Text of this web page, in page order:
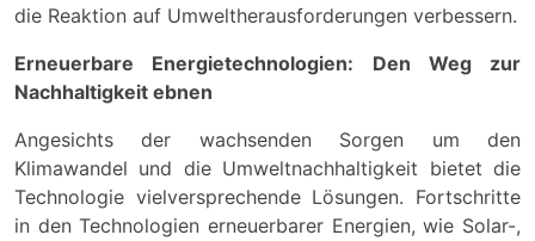
die Reaktion auf Umweltherausforderungen verbessern.
Erneuerbare Energietechnologien: Den Weg zur
Nachhaltigkeit ebnen
Angesichts der wachsenden Sorgen um den
Klimawandel und die Umweltnachhaltigkeit bietet die
Technologie vielversprechende Lösungen. Fortschritte
in den Technologien erneuerbarer Energien, wie Solar-,